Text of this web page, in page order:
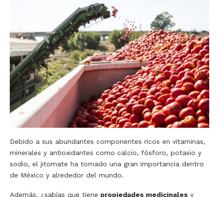
Debido a sus abundantes componentes ricos en vitaminas,
minerales y antioxidantes como calcio, fósforo, potasio y
sodio, el jitomate ha tomado una gran importancia dentro
de México y alrededor del mundo.
Además, ¿sabías que tiene propiedades medicinales y